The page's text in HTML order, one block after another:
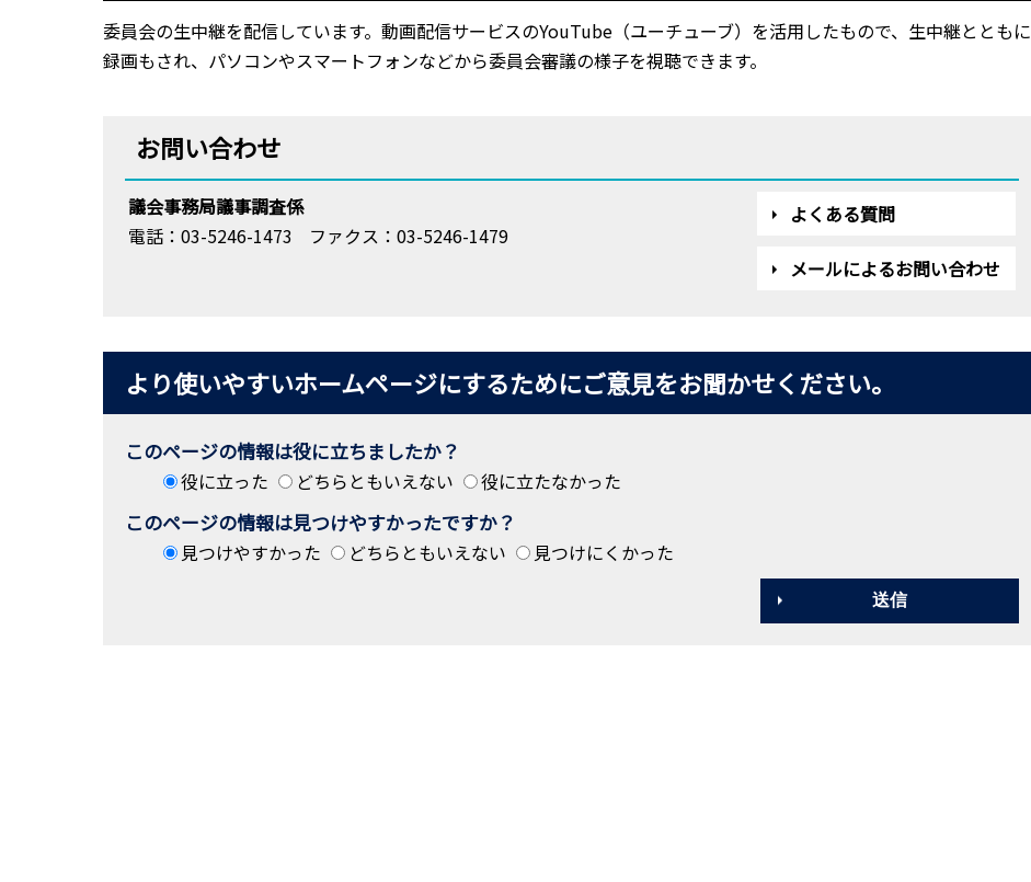
委員会の生中継を配信しています。動画配信サービスのYouTube（ユーチューブ）を活用したもので、生中継とともに
録画もされ、パソコンやスマートフォンなどから委員会審議の様子を視聴できます。
お問い合わせ
議会事務局議事調査係
電話：03-5246-1473
ファクス：03-5246-1479
よくある質問
メールによるお問い合わせ
より使いやすいホームページにするためにご意見をお聞かせください。
このページの情報は役に立ちましたか？
役に立った どちらともいえない 役に立たなかった
このページの情報は見つけやすかったですか？
見つけやすかった どちらともいえない 見つけにくかった